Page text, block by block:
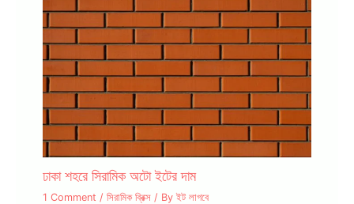
ঢাকা শহরে সিরামিক অটো ইটের দাম
1 Comment /সিরামিক ব্রিক্স / Byইট লাগবে